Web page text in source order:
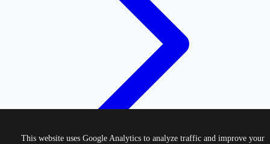
This website uses Google Analytics to analyze traffic and improve your